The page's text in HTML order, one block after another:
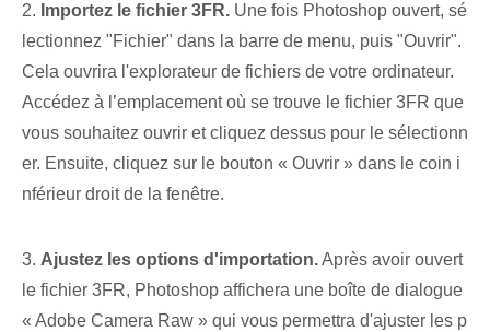
2. Importez le fichier 3FR. Une fois Photoshop ouvert, sé
lectionnez "Fichier" dans la barre de menu, puis "Ouvrir".
Cela ouvrira l'explorateur de fichiers de votre ordinateur.
Accédez à l’emplacement où se trouve le fichier 3FR que
vous souhaitez ouvrir et cliquez dessus pour le sélectionn
er. Ensuite, cliquez sur le bouton « Ouvrir » dans le coin i
nférieur droit de la fenêtre.
3. Ajustez les options d'importation.Après avoir ouvert
le fichier 3FR, Photoshop affichera une boîte de dialogue
« Adobe Camera Raw » qui vous permettra d'ajuster les p